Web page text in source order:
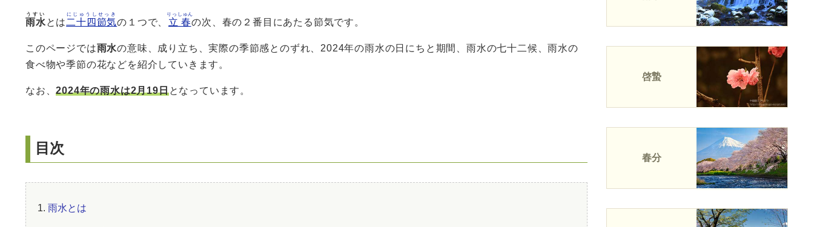
雨水
うすい
とは 二十四節気
にじゅうしせっき
の１つで、 立春
りっしゅん
の次、春の２番目にあたる節気です。
このページでは雨水の意味、成り立ち、実際の季節感とのずれ、2024年の雨水の日にちと期間、雨水の七十二候、雨水の
食べ物や季節の花などを紹介していきます。
なお、2024年の雨水は2月19日となっています。
目次
1.雨水とは
啓蟄
春分